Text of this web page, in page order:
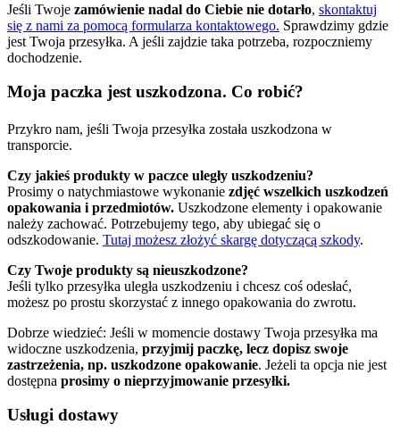
Jeśli Twoje zamówienie nadal do Ciebie nie dotarło, skontaktuj
się z nami za pomocą formularza kontaktowego. Sprawdzimy gdzie
jest Twoja przesyłka. A jeśli zajdzie taka potrzeba, rozpoczniemy
dochodzenie.
Moja paczka jest uszkodzona. Co robić?
Przykro nam, jeśli Twoja przesyłka została uszkodzona w
transporcie.
Czy jakieś produkty w paczce uległy uszkodzeniu?
Prosimy o natychmiastowe wykonanie zdjęć wszelkich uszkodzeń
opakowania i przedmiotów. Uszkodzone elementy i opakowanie
należy zachować. Potrzebujemy tego, aby ubiegać się o
odszkodowanie. Tutaj możesz złożyć skargę dotyczącą szkody.
Czy Twoje produkty są nieuszkodzone?
Jeśli tylko przesyłka uległa uszkodzeniu i chcesz coś odesłać,
możesz po prostu skorzystać z innego opakowania do zwrotu.
Dobrze wiedzieć: Jeśli w momencie dostawy Twoja przesyłka ma
widoczne uszkodzenia, przyjmij paczkę, lecz dopisz swoje
zastrzeżenia, np. uszkodzone opakowanie. Jeżeli ta opcja nie jest
dostępna prosimy o nieprzyjmowanie przesyłki.
Usługi dostawy